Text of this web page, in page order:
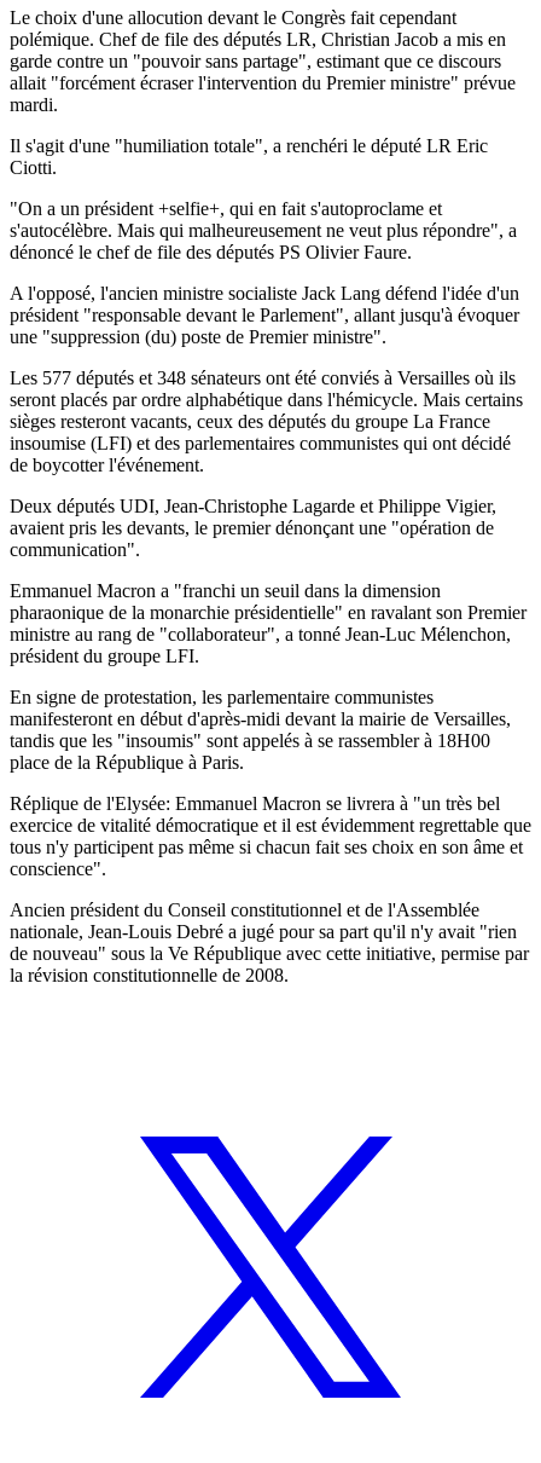
Le choix d'une allocution devant le Congrès fait cependant
polémique. Chef de file des députés LR, Christian Jacob a mis en
garde contre un "pouvoir sans partage", estimant que ce discours
allait "forcément écraser l'intervention du Premier ministre" prévue
mardi.
Il s'agit d'une "humiliation totale", a renchéri le député LR Eric
Ciotti.
"On a un président +selfie+, qui en fait s'autoproclame et
s'autocélèbre. Mais qui malheureusement ne veut plus répondre", a
dénoncé le chef de file des députés PS Olivier Faure.
A l'opposé, l'ancien ministre socialiste Jack Lang défend l'idée d'un
président "responsable devant le Parlement", allant jusqu'à évoquer
une "suppression (du) poste de Premier ministre".
Les 577 députés et 348 sénateurs ont été conviés à Versailles où ils
seront placés par ordre alphabétique dans l'hémicycle. Mais certains
sièges resteront vacants, ceux des députés du groupe La France
insoumise (LFI) et des parlementaires communistes qui ont décidé
de boycotter l'événement.
Deux députés UDI, Jean-Christophe Lagarde et Philippe Vigier,
avaient pris les devants, le premier dénonçant une "opération de
communication".
Emmanuel Macron a "franchi un seuil dans la dimension
pharaonique de la monarchie présidentielle" en ravalant son Premier
ministre au rang de "collaborateur", a tonné Jean-Luc Mélenchon,
président du groupe LFI.
En signe de protestation, les parlementaire communistes
manifesteront en début d'après-midi devant la mairie de Versailles,
tandis que les "insoumis" sont appelés à se rassembler à 18H00
place de la République à Paris.
Réplique de l'Elysée: Emmanuel Macron se livrera à "un très bel
exercice de vitalité démocratique et il est évidemment regrettable que
tous n'y participent pas même si chacun fait ses choix en son âme et
conscience".
Ancien président du Conseil constitutionnel et de l'Assemblée
nationale, Jean-Louis Debré a jugé pour sa part qu'il n'y avait "rien
de nouveau" sous la Ve République avec cette initiative, permise par
la révision constitutionnelle de 2008.